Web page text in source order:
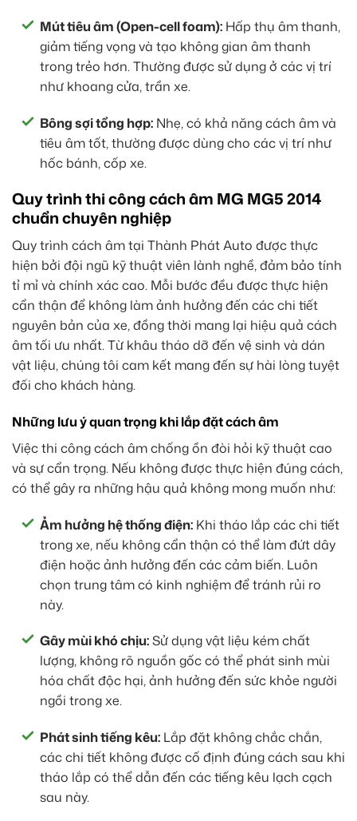
Mút tiêu âm (Open-cell foam): Hấp thụ âm thanh,
giảm tiếng vọng và tạo không gian âm thanh
trong trẻo hơn. Thường được sử dụng ở các vị trí
như khoang cửa, trần xe.
Bông sợi tổng hợp: Nhẹ, có khả năng cách âm và
tiêu âm tốt, thường được dùng cho các vị trí như
hốc bánh, cốp xe.
Quy trình thi công cách âm MG MG5 2014
chuẩn chuyên nghiệp
Quy trình cách âm tại Thành Phát Auto được thực
hiện bởi đội ngũ kỹ thuật viên lành nghề, đảm bảo tính
tỉ mỉ và chính xác cao. Mỗi bước đều được thực hiện
cẩn thận để không làm ảnh hưởng đến các chi tiết
nguyên bản của xe, đồng thời mang lại hiệu quả cách
âm tối ưu nhất. Từ khâu tháo dỡ đến vệ sinh và dán
vật liệu, chúng tôi cam kết mang đến sự hài lòng tuyệt
đối cho khách hàng.
Những lưu ý quan trọng khi lắp đặt cách âm
Việc thi công cách âm chống ồn đòi hỏi kỹ thuật cao
và sự cẩn trọng. Nếu không được thực hiện đúng cách,
có thể gây ra những hậu quả không mong muốn như:
Ảm hưởng hệ thống điện: Khi tháo lắp các chi tiết
trong xe, nếu không cẩn thận có thể làm đứt dây
điện hoặc ảnh hưởng đến các cảm biến. Luôn
chọn trung tâm có kinh nghiệm để tránh rủi ro
này.
Gây mùi khó chịu:Sử dụng vật liệu kém chất
lượng, không rõ nguồn gốc có thể phát sinh mùi
hóa chất độc hại, ảnh hưởng đến sức khỏe người
ngồi trong xe.
Phát sinh tiếng kêu: Lắp đặt không chắc chắn,
các chi tiết không được cố định đúng cách sau khi
tháo lắp có thể dẫn đến các tiếng kêu lạch cạch
sau này.